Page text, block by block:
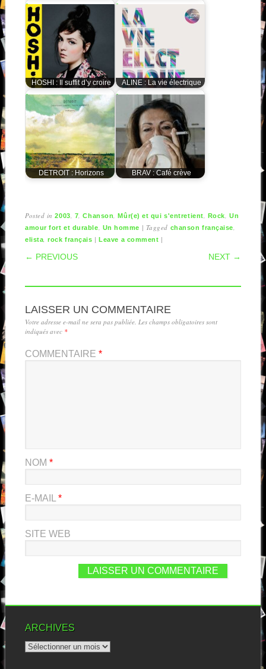
HOSHI : Il suffit d’y croire ALINE : La vie électrique
DETROIT : Horizons BRAV : Café crève
Posted in2003, 7,Chanson,Mûr(e) et qui s'entretient, Rock,Un
amour fort et durable, Un homme | Tagged chanson française,
elista,rock français |Leave a comment |
POST NAVIGATION
← PREVIOUS NEXT →
LAISSER UN COMMENTAIRE
Votre adresse e-mail ne sera pas publiée. Les champs obligatoires sont
indiqués avec *
COMMENTAIRE *
NOM *
E-MAIL *
SITE WEB
ARCHIVES